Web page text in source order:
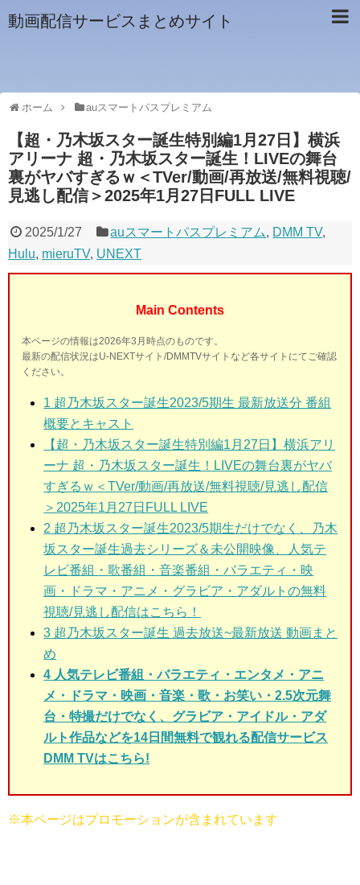
動画配信サービスまとめサイト
ホーム auスマートパスプレミアム
【超・乃木坂スター誕生特別編1月27日】横浜
アリーナ 超・乃木坂スター誕生！LIVEの舞台
裏がヤバすぎるｗ＜TVer/動画/再放送/無料視聴/
見逃し配信＞2025年1月27日FULL LIVE
2025/1/27 auスマートパスプレミアム, DMM TV,
Hulu, mieruTV, UNEXT
Main Contents
本ページの情報は2026年3月時点のものです。
最新の配信状況はU-NEXTサイト/DMMTVサイトなど各サイトにてご確認
ください。
1 超乃木坂スター誕生2023/5期生 最新放送分 番組
概要とキャスト
【超・乃木坂スター誕生特別編1月27日】横浜アリ
ーナ 超・乃木坂スター誕生！LIVEの舞台裏がヤバ
すぎるｗ＜TVer/動画/再放送/無料視聴/見逃し配信
＞2025年1月27日FULL LIVE
2 超乃木坂スター誕生2023/5期生だけでなく、乃木
坂スター誕生過去シリーズ＆未公開映像、人気テ
レビ番組・歌番組・音楽番組・バラエティ・映
画・ドラマ・アニメ・グラビア・アダルトの無料
視聴/見逃し配信はこちら！
3 超乃木坂スター誕生 過去放送~最新放送 動画まと
め
4 人気テレビ番組・バラエティ・エンタメ・アニ
メ・ドラマ・映画・音楽・歌・お笑い・2.5次元舞
台・特撮だけでなく、グラビア・アイドル・アダ
ルト作品などを14日間無料で観れる配信サービス
DMM TVはこちら!
※本ページはプロモーションが含まれています